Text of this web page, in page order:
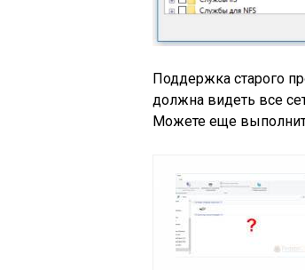
Поддержка старого
должна видеть все
Можете еще